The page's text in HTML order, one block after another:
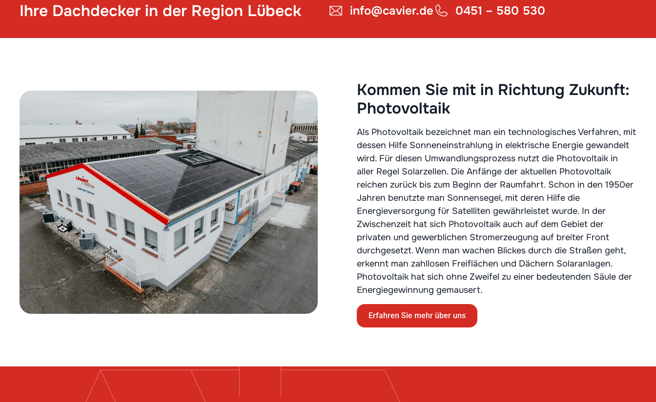
Ihre Dachdecker in der Region Lübeck info@cavier.de 0451 – 580 530
Kommen Sie mit in Richtung Zukunft:
Photovoltaik
Als Photovoltaik bezeichnet man ein technologisches Verfahren, mit
dessen Hilfe Sonneneinstrahlung in elektrische Energie gewandelt
wird. Für diesen Umwandlungsprozess nutzt die Photovoltaik in
aller Regel Solarzellen. Die Anfänge der aktuellen Photovoltaik
reichen zurück bis zum Beginn der Raumfahrt. Schon in den 1950er
Jahren benutzte man Sonnensegel, mit deren Hilfe die
Energieversorgung für Satelliten gewährleistet wurde. In der
Zwischenzeit hat sich Photovoltaik auch auf dem Gebiet der
privaten und gewerblichen Stromerzeugung auf breiter Front
durchgesetzt. Wenn man wachen Blickes durch die Straßen geht,
erkennt man zahllosen Freiflächen und Dächern Solaranlagen.
Photovoltaik hat sich ohne Zweifel zu einer bedeutenden Säule der
Energiegewinnung gemausert.
Erfahren Sie mehr über uns